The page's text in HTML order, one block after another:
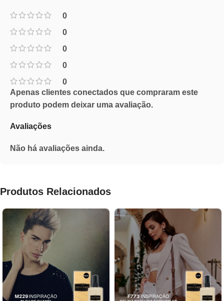
0
0
0
0
0
Avaliações
Não há avaliações ainda.
Apenas clientes conectados que compraram este
produto podem deixar uma avaliação.
Produtos Relacionados